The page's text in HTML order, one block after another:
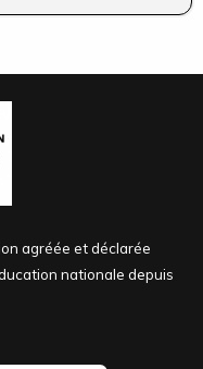
agréée et déclarée
nationale depuis